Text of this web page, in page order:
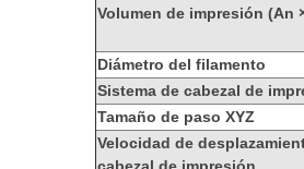
Volumen de impresión (An
Diámetro del filamento
Sistema de cabezal de
Tamaño de paso XYZ
Velocidad de